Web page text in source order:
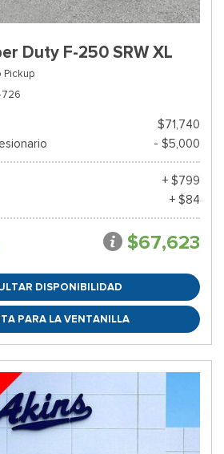
Duty F-250 SRW XL
Pickup
$71,740
- $5,000
+ $799
+ $84
$67,623
DISPONIBILIDAD
PARA LA VENTANILLA